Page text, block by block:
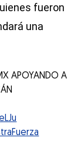
fueron
una
APOYANDO A